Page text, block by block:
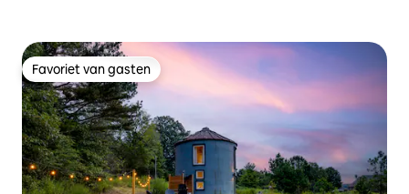
Favoriet van gasten
Favoriet van gasten